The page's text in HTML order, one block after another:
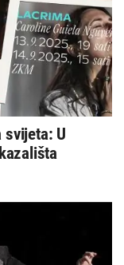
svijeta: U